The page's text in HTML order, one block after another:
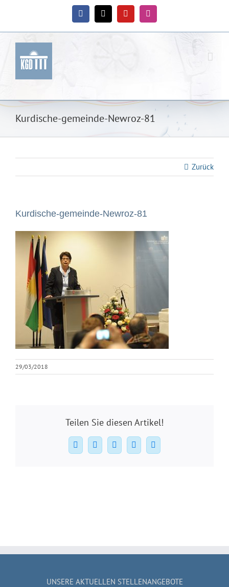
Facebook
X YouTubeInstagram
Kurdische-gemeinde-Newroz-81
Zurück
Kurdische-gemeinde-Newroz-81
29/03/2018
Teilen Sie diesen Artikel!
Facebook
X WhatsAppPinterest
E-
Mail
UNSERE AKTUELLEN STELLENANGEBOTE